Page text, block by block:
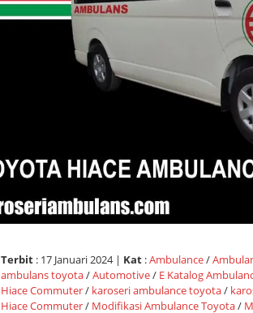
Terbit : 17 Januari 2024 | Kat :Ambulance/
ambulans toyota/Automotive/ E Katalog
Hiace Commuter/ karoseri ambulance toyota/
Hiace Commuter/ Modifikasi Ambulance Toyota/